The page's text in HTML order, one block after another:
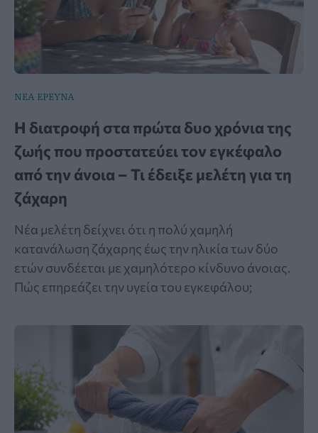
ΝΕΑ ΕΡΕΥΝΑ
Η διατροφή στα πρώτα δυο χρόνια της
ζωής που προστατεύει τον εγκέφαλο
από την άνοια – Τι έδειξε μελέτη για τη
ζάχαρη
Νέα μελέτη δείχνει ότι η πολύ χαμηλή
κατανάλωση ζάχαρης έως την ηλικία των δύο
ετών συνδέεται με χαμηλότερο κίνδυνο άνοιας.
Πώς επηρεάζει την υγεία του εγκεφάλου;